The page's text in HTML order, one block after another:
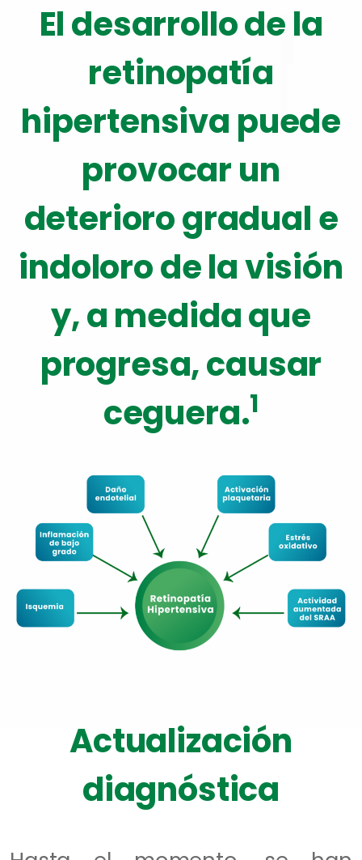
El desarrollo de la
retinopatía
hipertensiva puede
provocar un
deterioro gradual e
indoloro de la visión
y, a medida que
progresa, causar
ceguera.1
Actualización
diagnóstica